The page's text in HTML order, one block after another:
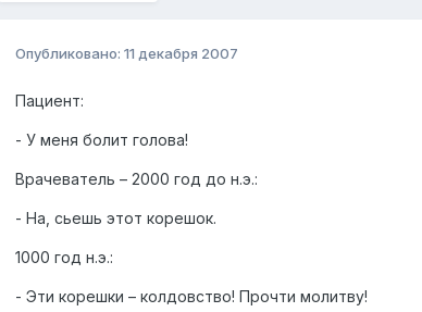
Опубликовано: 11 декабря 2007
Пациент:
- У меня болит голова!
Врачеватель – 2000 год до н.э.:
- На, сьешь этот корешок.
1000 год н.э.:
- Эти корешки – колдовство! Прочти молитву!